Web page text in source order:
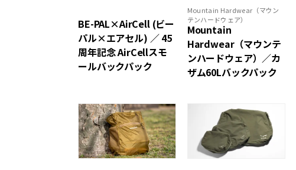
BE-PAL×AirCell (ビー
パル×エアセル) ／ 45
周年記念 AirCellスモ
ールバックパック
Mountain Hardwear（マウン
テンハードウェア）
Mountain
Hardwear（マウンテ
ンハードウェア）／カ
ザム60Lバックパック